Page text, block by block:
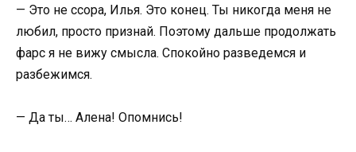
— Это не ссора, Илья. Это конец. Ты никогда меня не
любил, просто признай. Поэтому дальше продолжать
фарс я не вижу смысла. Спокойно разведемся и
разбежимся.
— Да ты… Алена! Опомнись!